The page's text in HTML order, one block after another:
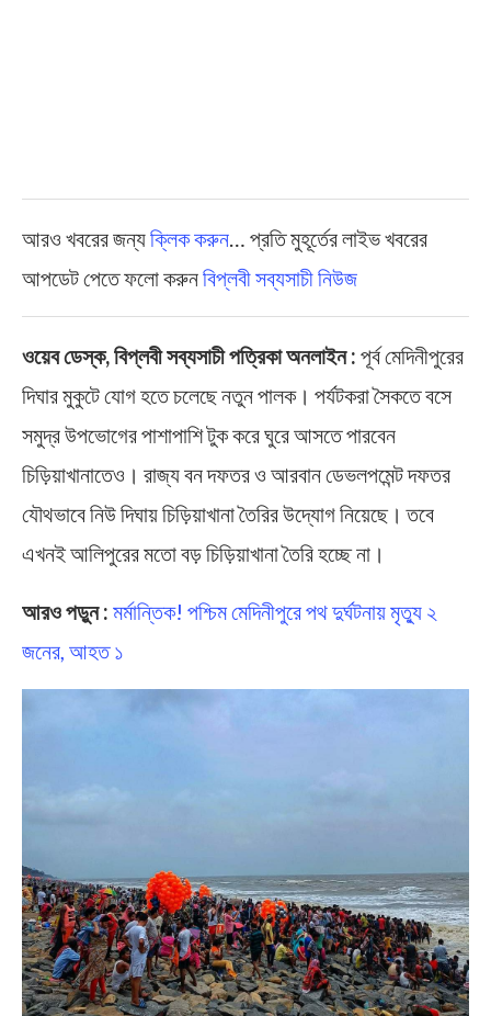
আরও খবরের জন্যক্লিক করুন… প্রতি মুহূর্তের লাইভ খবরের
আপডেট পেতে ফলো করুনবিপ্লবী সব্যসাচী নিউজ
ওয়েব ডেস্ক, বিপ্লবী সব্যসাচী পত্রিকা অনলাইন : পূর্ব মেদিনীপুরের
দিঘার মুকুটে যোগ হতে চলেছে নতুন পালক। পর্যটকরা সৈকতে বসে
সমুদ্র উপভোগের পাশাপাশি টুক করে ঘুরে আসতে পারবেন
চিড়িয়াখানাতেও। রাজ্য বন দফতর ও আরবান ডেভলপমেন্ট দফতর
যৌথভাবে নিউ দিঘায় চিড়িয়াখানা তৈরির উদ্যোগ নিয়েছে। তবে
এখনই আলিপুরের মতো বড় চিড়িয়াখানা তৈরি হচ্ছে না।
আরও পড়ুন : মর্মান্তিক! পশ্চিম মেদিনীপুরে পথ দুর্ঘটনায় মৃত্যু ২
জনের, আহত ১